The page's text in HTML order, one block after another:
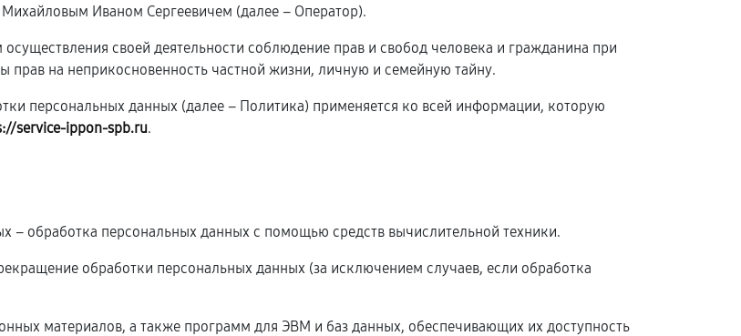
Иваном Сергеевичем (далее – Оператор).
своей деятельности соблюдение прав и свобод человека и гражданина при
прав на неприкосновенность частной жизни, личную и семейную тайну.
персональных данных (далее – Политика) применяется ко всей информации, которую
service-ippon-spb.ru.
– обработка персональных данных с помощью средств вычислительной техники.
обработки персональных данных (за исключением случаев, если обработка
материалов, а также программ для ЭВМ и баз данных, обеспечивающих их доступность